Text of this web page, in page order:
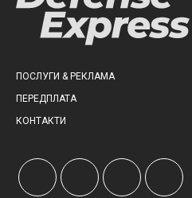
ПОСЛУГИ & РЕКЛАМА
ПЕРЕДПЛАТА
КОНТАКТИ